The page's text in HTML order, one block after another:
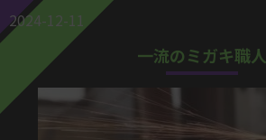
2024-12-11
一流のミガキ職人